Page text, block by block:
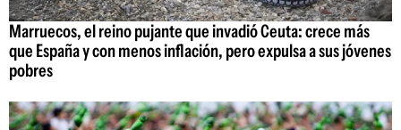
Marruecos, el reino pujante que invadió Ceuta: crece más
que España y con menos inflación, pero expulsa a sus jóvenes
pobres